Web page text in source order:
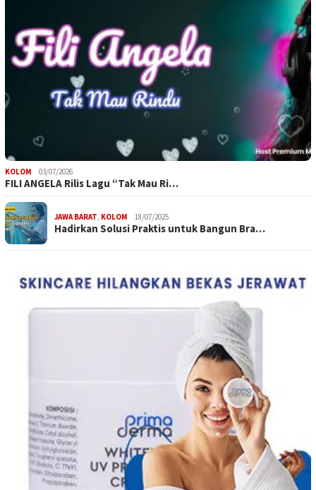
KOLOM 03/07/2026
FILI ANGELA Rilis Lagu “Tak Mau Ri…
JAWA BARAT, KOLOM 18/07/2025
Hadirkan Solusi Praktis untuk Bangun Bra…